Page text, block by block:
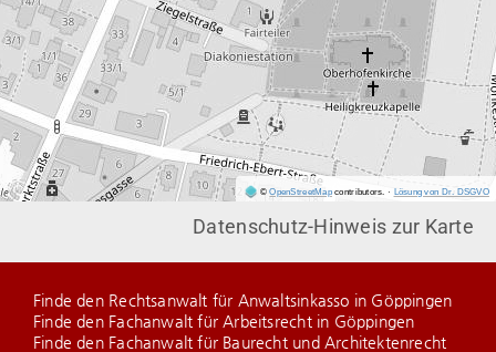
©OpenStreetMapcontributors. · Lösung von Dr. DSGVO
Datenschutz-Hinweis zur Karte
Finde den Rechtsanwalt für Anwaltsinkasso in Göppingen
Finde den Fachanwalt für Arbeitsrecht in Göppingen
Finde den Fachanwalt für Baurecht und Architektenrecht